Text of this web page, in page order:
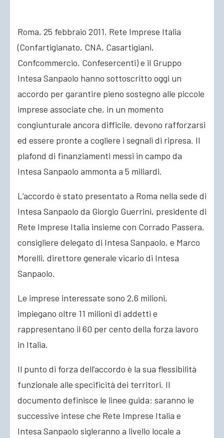
Roma, 25 febbraio 2011. Rete Imprese Italia
(Confartigianato, CNA, Casartigiani,
Confcommercio, Confesercenti) e il Gruppo
Intesa Sanpaolo hanno sottoscritto oggi un
accordo per garantire pieno sostegno alle piccole
imprese associate che, in un momento
congiunturale ancora difficile, devono rafforzarsi
ed essere pronte a cogliere i segnali di ripresa. Il
plafond di finanziamenti messi in campo da
Intesa Sanpaolo ammonta a 5 miliardi.
L’accordo è stato presentato a Roma nella sede di
Intesa Sanpaolo da Giorgio Guerrini, presidente di
Rete Imprese Italia insieme con Corrado Passera,
consigliere delegato di Intesa Sanpaolo, e Marco
Morelli, direttore generale vicario di Intesa
Sanpaolo.
Le imprese interessate sono 2,6 milioni,
impiegano oltre 11 milioni di addetti e
rappresentano il 60 per cento della forza lavoro
in Italia.
Il punto di forza dell’accordo è la sua flessibilità
funzionale alle specificità dei territori. Il
documento definisce le linee guida: saranno le
successive intese che Rete Imprese Italia e
Intesa Sanpaolo sigleranno a livello locale a